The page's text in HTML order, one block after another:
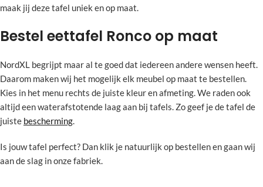
maak jij deze tafel uniek en op maat.
Bestel eettafel Ronco op maat
NordXL begrijpt maar al te goed dat iedereen andere wensen heeft.
Daarom maken wij het mogelijk elk meubel op maat te bestellen.
Kies in het menu rechts de juiste kleur en afmeting. We raden ook
altijd een waterafstotende laag aan bij tafels. Zo geef je de tafel de
juiste bescherming.
Is jouw tafel perfect? Dan klik je natuurlijk op bestellen en gaan wij
aan de slag in onze fabriek.